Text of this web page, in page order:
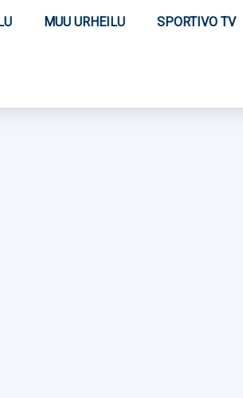
MUU URHEILU SPORTIVO TV